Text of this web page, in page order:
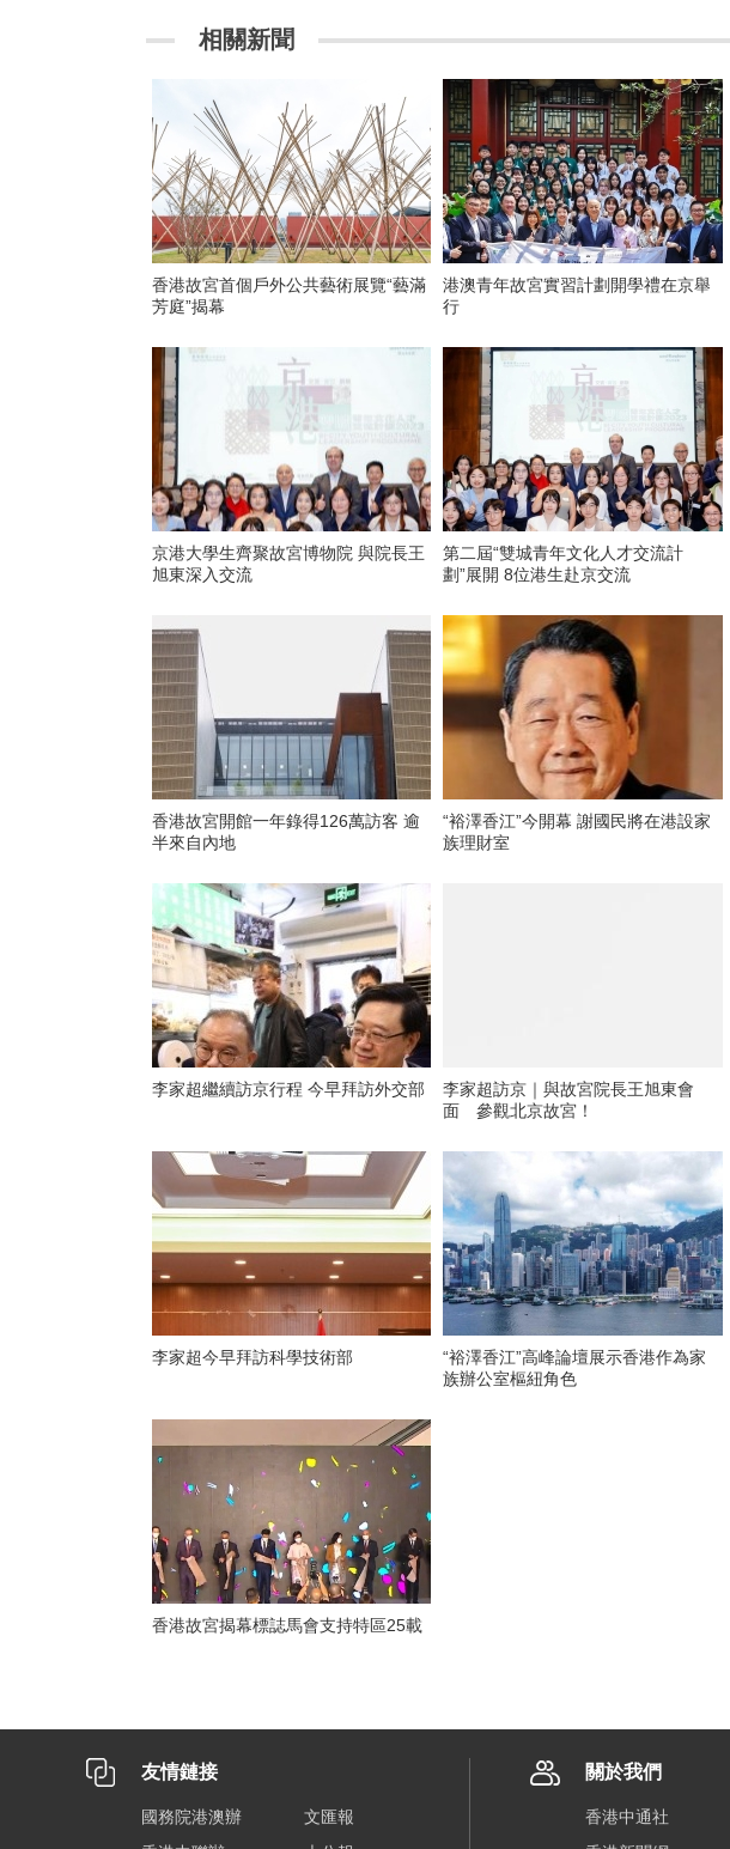
相關新聞
香港故宮首個戶外公共藝術展覽“藝滿
芳庭”揭幕
港澳青年故宮實習計劃開學禮在京舉
行
京港大學生齊聚故宮博物院 與院長王
旭東深入交流
第二屆“雙城青年文化人才交流計
劃”展開 8位港生赴京交流
香港故宮開館一年錄得126萬訪客 逾
半來自內地
“裕澤香江”今開幕 謝國民將在港設家
族理財室
李家超繼續訪京行程 今早拜訪外交部
李家超訪京｜與故宮院長王旭東會
面 參觀北京故宮！
李家超今早拜訪科學技術部
“裕澤香江”高峰論壇展示香港作為家
族辦公室樞紐角色
香港故宮揭幕標誌馬會支持特區25載
友情鏈接
國務院港澳辦
文匯報
關於我們
香港中通社